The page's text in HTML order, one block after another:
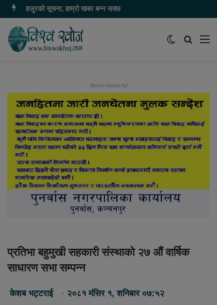
हजुरको सूचना, हाम्रो खबर बन्न सक्छ
समाचार
Switch
Above Article Ad
प्रतिभा बहुमुखी सहकारी संस्थाको २७ औं वार्षिक
साधारण सभा सम्पन्न
केशब भट्टराई २०८१ मंसिर १, शनिबार ०७:५२